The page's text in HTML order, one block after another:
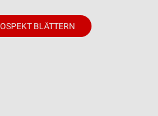
BLÄTTERN